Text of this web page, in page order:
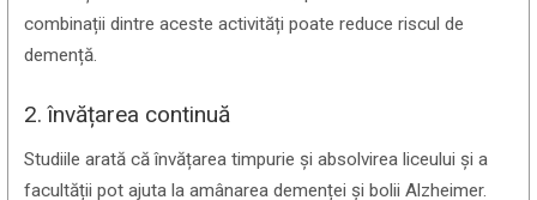
combinații dintre aceste activități poate reduce riscul de
demență.
2. învățarea continuă
Studiile arată că învățarea timpurie și absolvirea liceului și a
facultății pot ajuta la amânarea demenței și bolii Alzheimer.